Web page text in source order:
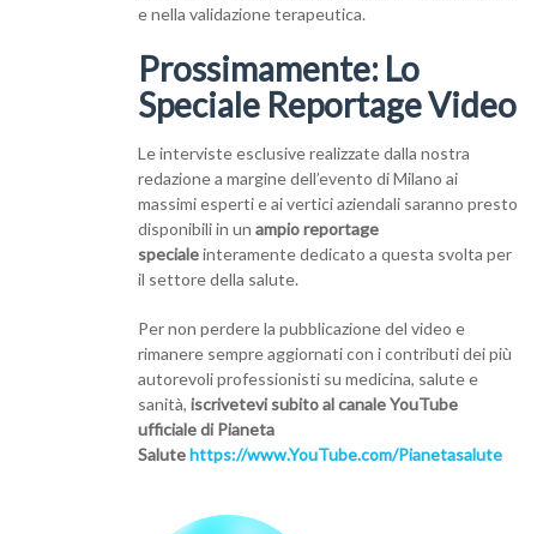
e nella validazione terapeutica.
Prossimamente: Lo
Speciale Reportage Video
Le interviste esclusive realizzate dalla nostra
redazione a margine dell’evento di Milano ai
massimi esperti e ai vertici aziendali saranno presto
disponibili in un ampio reportage
specialeinteramente dedicato a questa svolta per
il settore della salute.
Per non perdere la pubblicazione del video e
rimanere sempre aggiornati con i contributi dei più
autorevoli professionisti su medicina, salute e
sanità, iscrivetevi subito al canale YouTube
ufficiale di Pianeta
Salutehttps://www.YouTube.com/Pianetasalute